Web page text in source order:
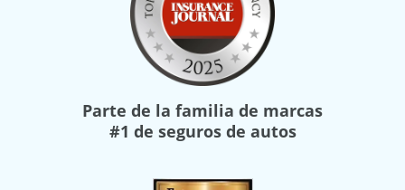
Parte de la familia de marcas
#1 de seguros de autos